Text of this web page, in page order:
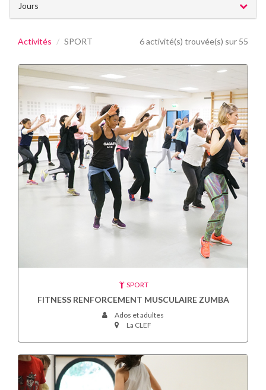
Jours
Activités SPORT 6 activité(s) trouvée(s) sur 55
SPORT
FITNESS RENFORCEMENT MUSCULAIRE ZUMBA
Ados et adultes
La CLEF